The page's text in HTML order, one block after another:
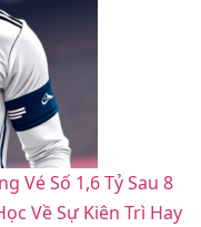
Vé Số 1,6 Tỷ Sau 8
Về Sự Kiên Trì Hay